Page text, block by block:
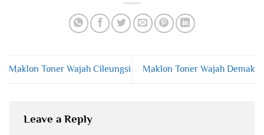
Maklon Toner Wajah Cileungsi Maklon Toner Wajah Demak
Leave a Reply